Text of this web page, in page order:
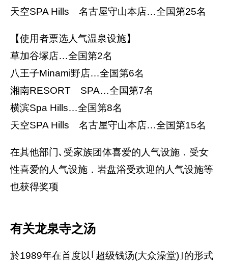
天空SPA Hills 名古屋守山本店…全国第25名
【使用者票选人气温泉设施】
草加谷塚店…全国第2名
八王子Minami野店…全国第6名
湘南RESORT SPA…全国第7名
横滨Spa Hills…全国第8名
天空SPA Hills 名古屋守山本店…全国第15名
在其他部门､受家族团体喜爱的人气设施．受女
性喜爱的人气设施．岩盘浴受欢迎的人气设施等
也获得奖项
有关龙泉寺之汤
於1989年在首度以｢超级钱汤(大众澡堂)｣的形式